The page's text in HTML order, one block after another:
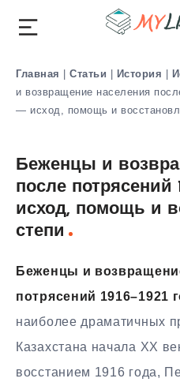
Главная | Статьи | История |
и возвращение населения
— исход, помощь и
Беженцы и
после потрясений
исход, помощь и
степи
Беженцы и
потрясений 1916–1921
наиболее драматичных
Казахстана начала XX
восстанием 1916 года,